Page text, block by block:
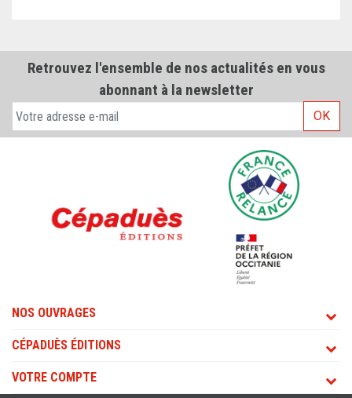
Retrouvez l'ensemble de nos actualités en vous
abonnant à la newsletter
OK
NOS OUVRAGES
CÉPADUÈS ÉDITIONS
VOTRE COMPTE